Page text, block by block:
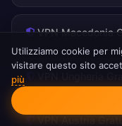
VPN Macedonia
VPN Austria
Consenso
Utilizziamo cookie per
visitare questo sito
più